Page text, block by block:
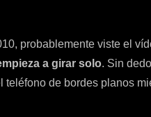
probablemente viste el
a girar solo. Sin
de bordes planos